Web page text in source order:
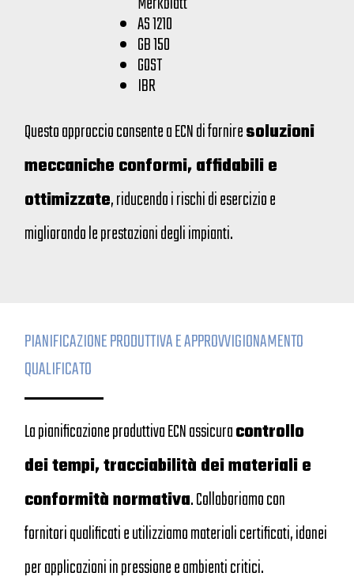
AS 1210
GB 150
GOST
IBR
Questo approccio consente a ECN di forniresoluzioni
meccaniche conformi, affidabili e
ottimizzate, riducendo i rischi di esercizio e
migliorando le prestazioni degli impianti.
PIANIFICAZIONE PRODUTTIVA E APPROVVIGIONAMENTO
QUALIFICATO
La pianificazione produttiva ECN assicuracontrollo
dei tempi, tracciabilità dei materiali e
conformità normativa. Collaboriamo con
fornitori qualificati e utilizziamo materiali certificati, idonei
per applicazioni in pressione e ambienti critici.